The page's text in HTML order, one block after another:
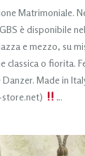
Matrimoniale.
è disponibile
e mezzo, su
classica o fiorita.
Danzer. Made in
store.net)
…